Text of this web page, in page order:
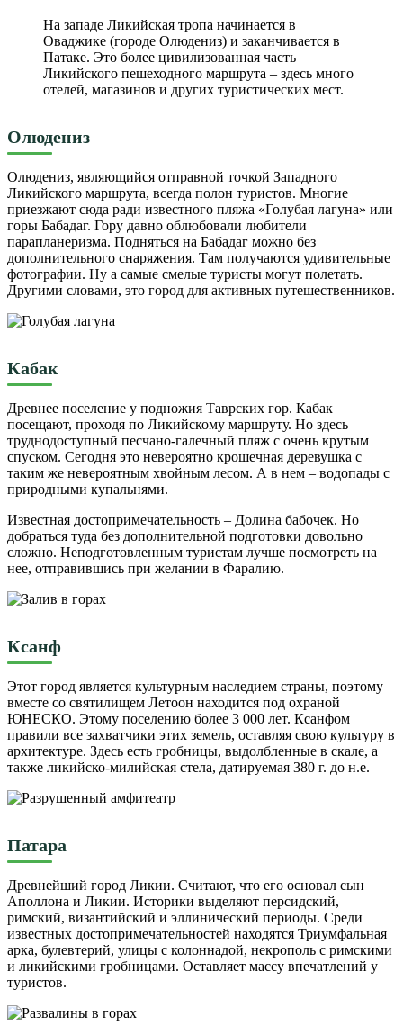
На западе Ликийская тропа начинается в
Оваджике (городе Олюдениз) и заканчивается в
Патаке. Это более цивилизованная часть
Ликийского пешеходного маршрута – здесь много
отелей, магазинов и других туристических мест.
Олюдениз
Олюдениз, являющийся отправной точкой Западного
Ликийского маршрута, всегда полон туристов. Многие
приезжают сюда ради известного пляжа «Голубая лагуна» или
горы Бабадаг. Гору давно облюбовали любители
парапланеризма. Подняться на Бабадаг можно без
дополнительного снаряжения. Там получаются удивительные
фотографии. Ну а самые смелые туристы могут полетать.
Другими словами, это город для активных путешественников.
Кабак
Древнее поселение у подножия Таврских гор. Кабак
посещают, проходя по Ликийскому маршруту. Но здесь
труднодоступный песчано-галечный пляж с очень крутым
спуском. Сегодня это невероятно крошечная деревушка с
таким же невероятным хвойным лесом. А в нем – водопады с
природными купальнями.
Известная достопримечательность – Долина бабочек. Но
добраться туда без дополнительной подготовки довольно
сложно. Неподготовленным туристам лучше посмотреть на
нее, отправившись при желании в Фаралию.
Ксанф
Этот город является культурным наследием страны, поэтому
вместе со святилищем Летоон находится под охраной
ЮНЕСКО. Этому поселению более 3 000 лет. Ксанфом
правили все захватчики этих земель, оставляя свою культуру в
архитектуре. Здесь есть гробницы, выдолбленные в скале, а
также ликийско-милийская стела, датируемая 380 г. до н.е.
Патара
Древнейший город Ликии. Считают, что его основал сын
Аполлона и Ликии. Историки выделяют персидский,
римский, византийский и эллинический периоды. Среди
известных достопримечательностей находятся Триумфальная
арка, булевтерий, улицы с колоннадой, некрополь с римскими
и ликийскими гробницами. Оставляет массу впечатлений у
туристов.